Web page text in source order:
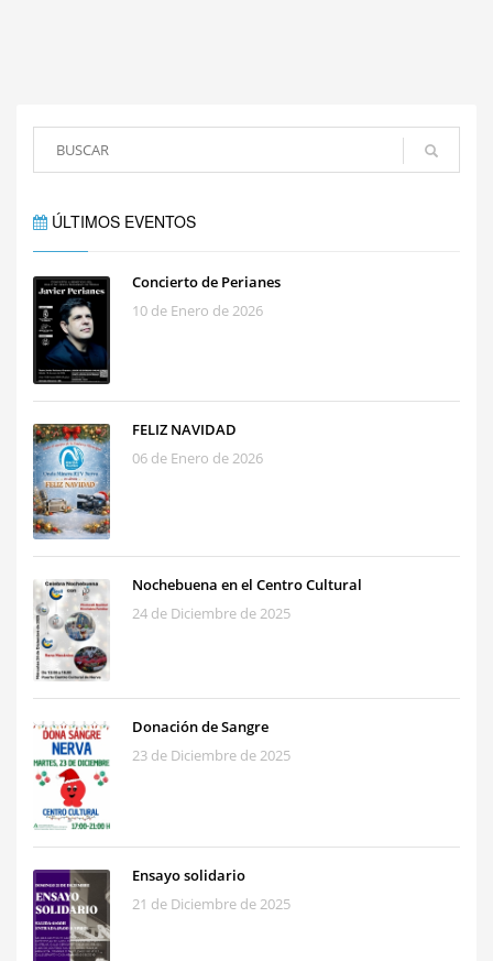
ÚLTIMOS EVENTOS
Concierto de Perianes
10 de Enero de 2026
FELIZ NAVIDAD
06 de Enero de 2026
Nochebuena en el Centro Cultural
24 de Diciembre de 2025
Donación de Sangre
23 de Diciembre de 2025
Ensayo solidario
21 de Diciembre de 2025